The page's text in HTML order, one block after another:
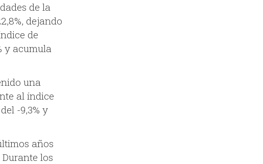
de la
dejando
de
y acumula
una
al índice
-9,3% y
años
los